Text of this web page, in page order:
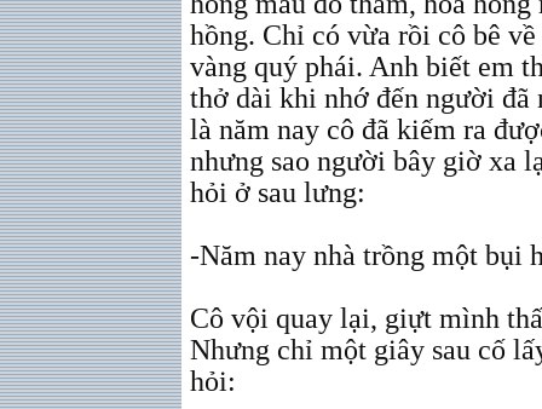
hồng. Chỉ có vừa rồi cô bê
vàng quý phái. Anh biết em
thở dài khi nhớ đến người đã
là năm nay cô đã kiếm ra
nhưng sao người bây giờ xa
hỏi ở sau lưng:
-Năm nay nhà trồng một bụi
Cô vội quay lại, giựt mình
Nhưng chỉ một giây sau cố
hỏi: